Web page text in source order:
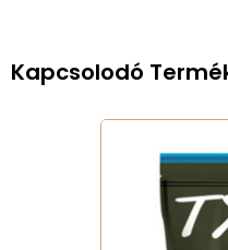
Kapcsolodó